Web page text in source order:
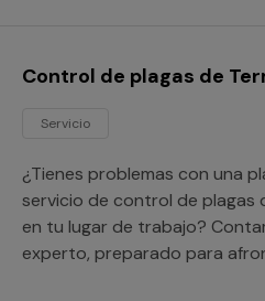
Control de plagas de
Servicio
¿Tienes problemas con una
servicio de control de plagas
en tu lugar de trabajo?
experto, preparado para